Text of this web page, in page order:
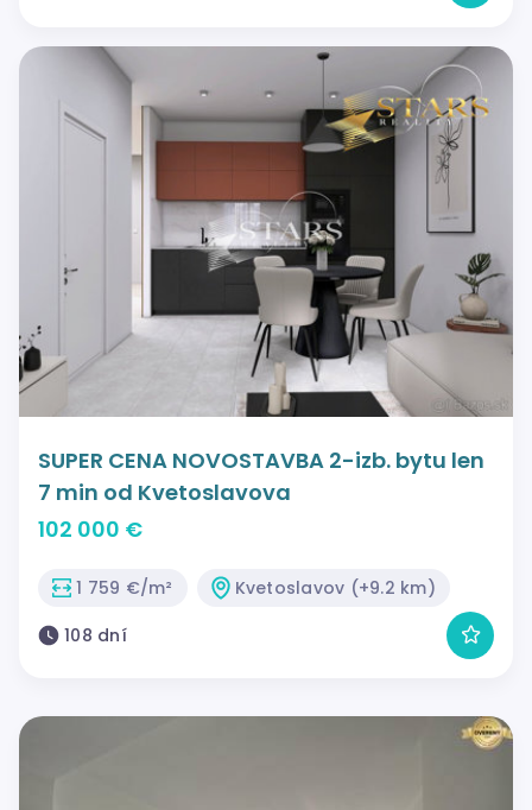
SUPER CENA NOVOSTAVBA 2-izb. bytu len
7 min od Kvetoslavova
102 000 €
1 759 €/m²
Kvetoslavov (+9.2 km)
108 dní